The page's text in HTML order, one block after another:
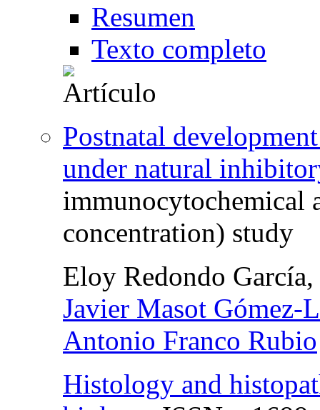
Resumen
Texto completo
Postnatal
under natural
immunocytochemical
concentration) study
Eloy Redondo García,
Javier Masot Gómez-
Antonio Franco Rubio
Histology and